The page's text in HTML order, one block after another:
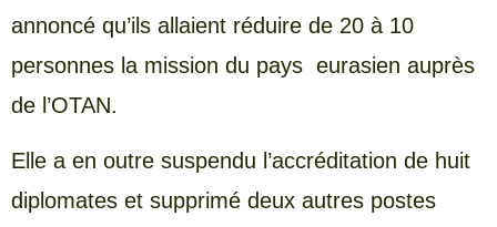
annoncé qu’ils allaient réduire de 20 à 10
personnes la mission du pays eurasien auprès
de l’OTAN.
Elle a en outre suspendu l’accréditation de huit
diplomates et supprimé deux autres postes